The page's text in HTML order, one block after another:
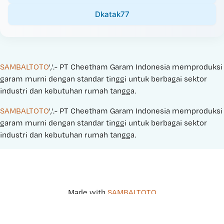
Dkatak77
SAMBALTOTO','.- PT Cheetham Garam Indonesia memproduksi
garam murni dengan standar tinggi untuk berbagai sektor
industri dan kebutuhan rumah tangga.
SAMBALTOTO','.- PT Cheetham Garam Indonesia memproduksi
garam murni dengan standar tinggi untuk berbagai sektor
industri dan kebutuhan rumah tangga.
Made with SAMBALTOTO